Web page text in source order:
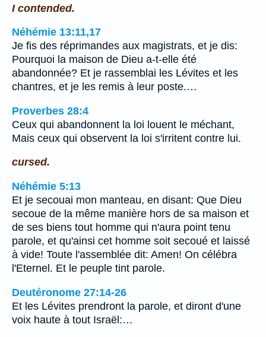
I contended.
Néhémie 13:11,17
Je fis des réprimandes aux magistrats, et je dis:
Pourquoi la maison de Dieu a-t-elle été
abandonnée? Et je rassemblai les Lévites et les
chantres, et je les remis à leur poste.…
Proverbes 28:4
Ceux qui abandonnent la loi louent le méchant,
Mais ceux qui observent la loi s'irritent contre lui.
cursed.
Néhémie 5:13
Et je secouai mon manteau, en disant: Que Dieu
secoue de la même manière hors de sa maison et
de ses biens tout homme qui n'aura point tenu
parole, et qu'ainsi cet homme soit secoué et laissé
à vide! Toute l'assemblée dit: Amen! On célébra
l'Eternel. Et le peuple tint parole.
Deutéronome 27:14-26
Et les Lévites prendront la parole, et diront d'une
voix haute à tout Israël:…